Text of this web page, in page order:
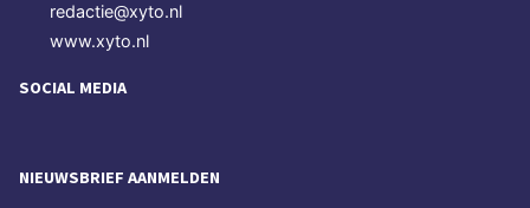
redactie@xyto.nl
www.xyto.nl
SOCIAL MEDIA
NIEUWSBRIEF AANMELDEN